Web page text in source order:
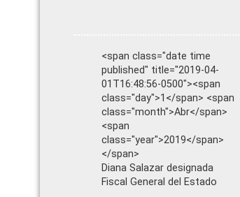
<span class="date time
published" title="2019-04-
01T16:48:56-0500"><span
class="day">1</span> <span
class="month">Abr</span>
<span
class="year">2019</span>
</span>
Diana Salazar designada
Fiscal General del Estado